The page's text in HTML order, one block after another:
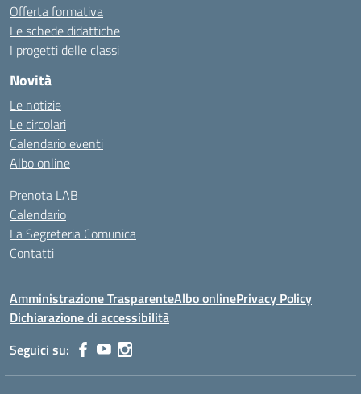
Offerta formativa
Le schede didattiche
I progetti delle classi
Novità
Le notizie
Le circolari
Calendario eventi
Albo online
Prenota LAB
Calendario
La Segreteria Comunica
Contatti
Amministrazione TrasparenteAlbo onlinePrivacy Policy
Dichiarazione di accessibilità
Seguici su: